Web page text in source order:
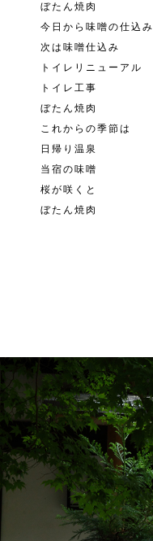
ぼたん焼肉
今日から味噌の仕込み
次は味噌仕込み
トイレリニューアル
トイレ工事
ぼたん焼肉
これからの季節は
日帰り温泉
当宿の味噌
桜が咲くと
ぼたん焼肉